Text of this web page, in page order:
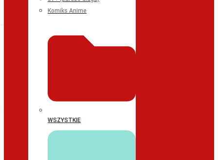
Komiks Anime
WSZYSTKIE